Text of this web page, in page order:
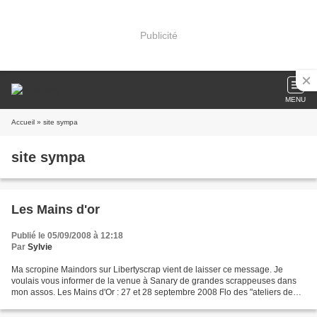
Publicité
MENU
Accueil » site sympa
site sympa
Les Mains d'or
Publié le 05/09/2008 à 12:18
Par Sylvie
Ma scropine Maindors sur Libertyscrap vient de laisser ce message. Je
voulais vous informer de la venue à Sanary de grandes scrappeuses dans
mon assos. Les Mains d'Or : 27 et 28 septembre 2008 Flo des "ateliers de